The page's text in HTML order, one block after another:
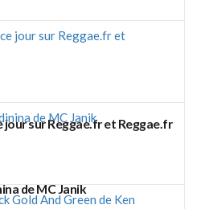
jour sur Reggae.fr et Reggae.fr
de MC Janik